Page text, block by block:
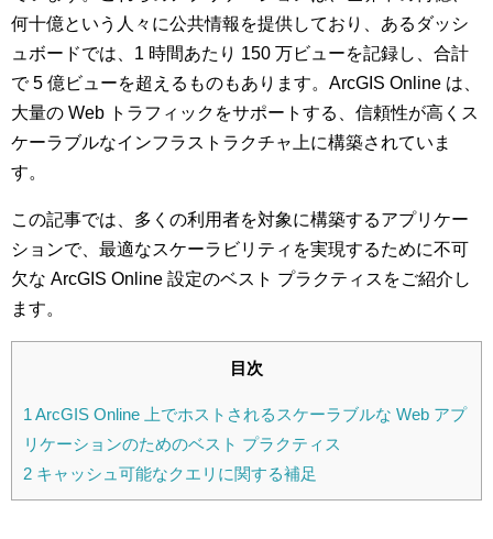
何十億という人々に公共情報を提供しており、あるダッシ
ュボードでは、1 時間あたり 150 万ビューを記録し、合計
で 5 億ビューを超えるものもあります。ArcGIS Online は、
大量の Web トラフィックをサポートする、信頼性が高くス
ケーラブルなインフラストラクチャ上に構築されていま
す。
この記事では、多くの利用者を対象に構築するアプリケー
ションで、最適なスケーラビリティを実現するために不可
欠な ArcGIS Online 設定のベスト プラクティスをご紹介し
ます。
目次
1 ArcGIS Online 上でホストされるスケーラブルな Web アプ
リケーションのためのベスト プラクティス
2 キャッシュ可能なクエリに関する補足